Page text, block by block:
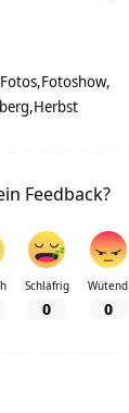
Fotos Fotoshow
Herbst
Feedback?
Schläfrig
0
Wütend
0